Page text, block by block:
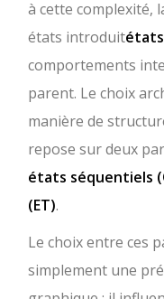
à cette complexité,
états introduit
comportements
parent. Le choix
manière de
repose sur deux
états séquentiels
(ET).
Le choix entre ces
simplement une